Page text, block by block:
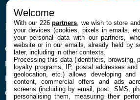
ENTREPRISE
Confidentialité et Cookies
Mentions légales et CGU
Préférences Cookies
Qui sommes nous
À
Contact
Welcome
With our 226partners , we wish to store
your devices (cookies, pixels in emails,
your personal data with our partners,
website or in our emails, already held by
later, including in other contexts.
Processing this data (identifiers, browsing,
loyalty programs, IP, postal addresses
geolocation, etc.) allows developing and
content, commercial offers and ads
screens (including by email, post, SMS,
personalising them, measuring their